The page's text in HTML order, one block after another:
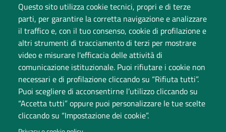
Questo sito utilizza cookie tecnici, propri e di terze
parti, per garantire la corretta navigazione e analizzare
il traffico e, con il tuo consenso, cookie di profilazione e
altri strumenti di tracciamento di terzi per mostrare
video e misurare l'efficacia delle attività di
comunicazione istituzionale. Puoi rifiutare i cookie non
necessari e di profilazione cliccando su “Rifiuta tutti”.
Puoi scegliere di acconsentirne l’utilizzo cliccando su
“Accetta tutti” oppure puoi personalizzare le tue scelte
cliccando su “Impostazione dei cookie”.
Università degli Studi dell'Insubria
Cambia idea sui cookie
Dati di monitoraggio